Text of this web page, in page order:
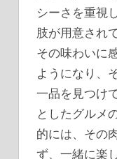
シーさを重視
肢が用意され
その味わいに
ようになり、
一品を見つけ
としたグルメ
的には、その
ず、一緒に楽